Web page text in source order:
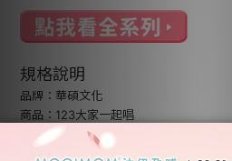
規格說明
品牌：華碩文化
商品：123大家一起唱
作者：Mindcongcong